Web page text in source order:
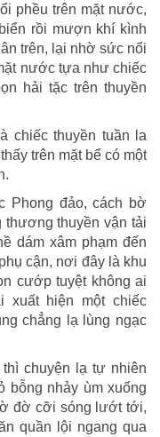
phều trên mặt nước,
rồi mượn khí kình
trên, lại nhờ sức nổi
nước tựa như chiếc
hải tặc trên thuyền
chiếc thuyền tuần la
trên mặt bể có một
Phong đảo, cách bờ
thuyền vận tải
dám xâm phạm đến
cận, nơi đây là khu
cướp tuyệt không ai
xuất hiện một chiếc
chẳng lạ lùng ngạc
chuyện lạ tự nhiên
bỗng nhảy ùm xuống
đờ cỡi sóng lướt tới,
quần lội ngang qua